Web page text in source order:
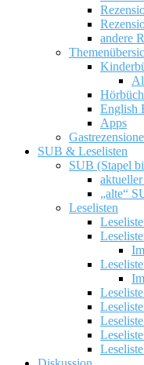
andere
English
Apps
SUB & Leselisten
SUB (Stapel
„alte“
Leselisten